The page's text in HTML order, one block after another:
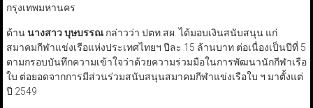
กรุงเทพมหานคร
ด้านนางสาว บุษบรรณกล่าวว่า ปตท.สผ. ได้มอบเงินสนับสนุน แก่
สมาคมกีฬาแข่งเรือแห่งประเทศไทยฯ ปีละ 15 ล้านบาท ต่อเนื่องเป็นปีที่ 5
ตามกรอบบันทึกความเข้าใจว่าด้วยความร่วมมือในการพัฒนานักกีฬาเรือ
ใบ ต่อยอดจากการมีส่วนร่วมสนับสนุนสมาคมกีฬาแข่งเรือใบ ฯ มาตั้งแต่
ปี 2549